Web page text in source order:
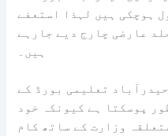
ہوچکی ہیں لہذا استعفے
عارضی چارج دیے جارہے
ہیں۔
تعلیمی بورڈ کے
پوسکتا ہے کیونکہ خود
وزارت کے ساتھ کام